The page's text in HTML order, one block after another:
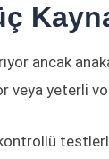
ancak
veya yeterli